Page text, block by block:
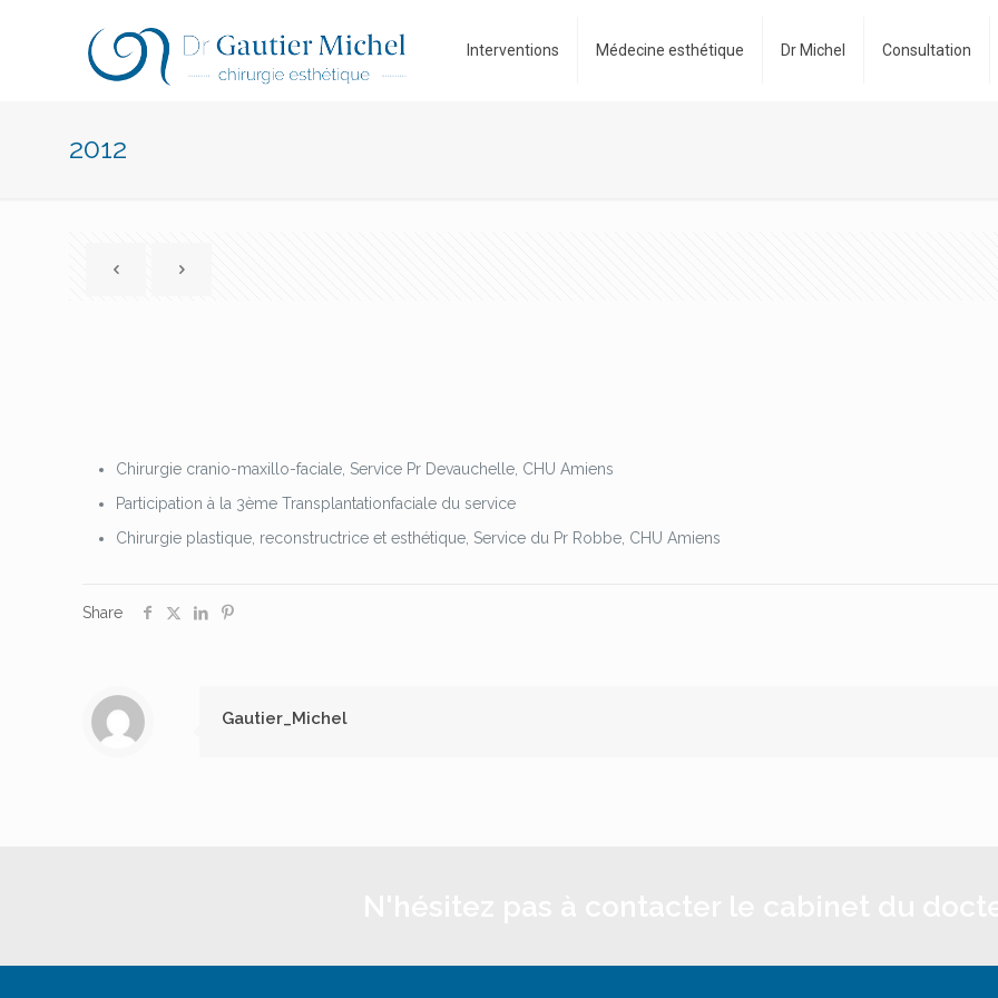
Interventions Médecine esthétique Dr Michel Consultation
2012
Chirurgie cranio-maxillo-faciale, Service Pr Devauchelle, CHU Amiens
Participation à la 3ème Transplantationfaciale du service
Chirurgie plastique, reconstructrice et esthétique, Service du Pr Robbe, CHU Amiens
Share
Gautier_Michel